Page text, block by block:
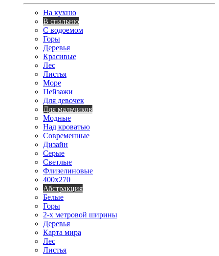
На кухню
В спальню
С водоемом
Горы
Деревья
Красивые
Лес
Листья
Море
Пейзажи
Для девочек
Для мальчиков
Модные
Над кроватью
Современные
Дизайн
Серые
Светлые
Флизелиновые
400х270
Абстракция
Белые
Горы
2-х метровой ширины
Деревья
Карта мира
Лес
Листья